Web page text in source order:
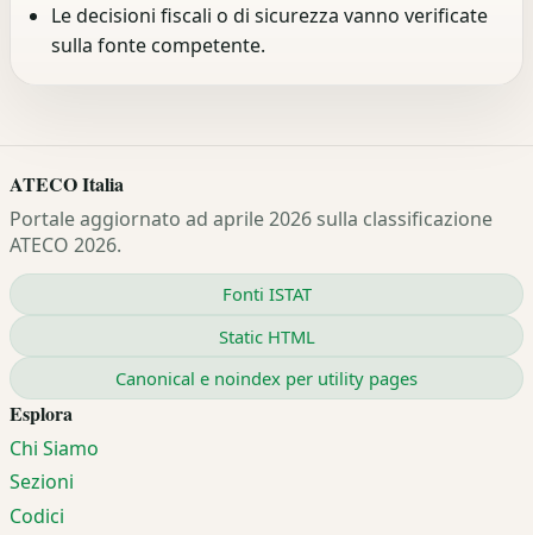
Le decisioni fiscali o di sicurezza vanno verificate
sulla fonte competente.
ATECO Italia
Portale aggiornato ad aprile 2026 sulla classificazione
ATECO 2026.
Fonti ISTAT
Static HTML
Canonical e noindex per utility pages
Esplora
Chi Siamo
Sezioni
Codici